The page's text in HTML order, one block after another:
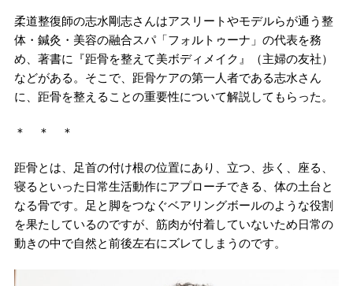
柔道整復師の志水剛志さんはアスリートやモデルらが通う整
体・鍼灸・美容の融合スパ「フォルトゥーナ」の代表を務
め、著書に『距骨を整えて美ボディメイク』（主婦の友社）
などがある。そこで、距骨ケアの第一人者である志水さん
に、距骨を整えることの重要性について解説してもらった。
＊ ＊ ＊
距骨とは、足首の付け根の位置にあり、立つ、歩く、座る、
寝るといった日常生活動作にアプローチできる、体の土台と
なる骨です。足と脚をつなぐベアリングボールのような役割
を果たしているのですが、筋肉が付着していないため日常の
動きの中で自然と前後左右にズレてしまうのです。